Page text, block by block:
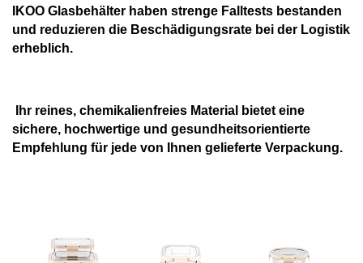
IKOO Glasbehälter haben strenge Falltests bestanden
und reduzieren die Beschädigungsrate bei der Logistik
erheblich.
Ihr reines, chemikalienfreies Material bietet eine
sichere, hochwertige und gesundheitsorientierte
Empfehlung für jede von Ihnen gelieferte Verpackung.